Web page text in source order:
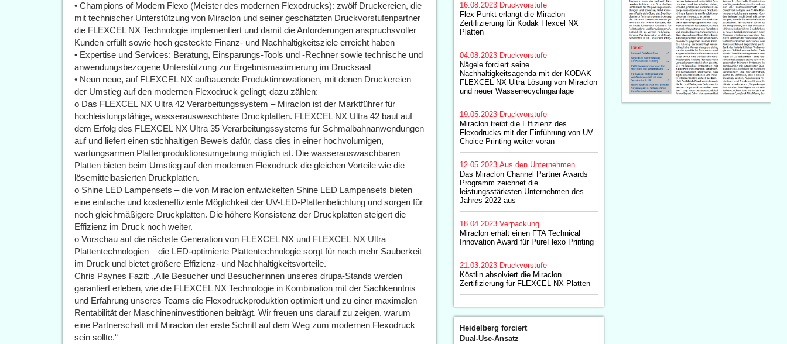
• Champions of Modern Flexo (Meister des modernen Flexodrucks): zwölf Druckereien, die
mit technischer Unterstützung von Miraclon und seiner geschätzten Druckvorstufenpartner
die FLEXCEL NX Technologie implementiert und damit die Anforderungen anspruchsvoller
Kunden erfüllt sowie hoch gesteckte Finanz- und Nachhaltigkeitsziele erreicht haben
• Expertise und Services: Beratung, Einsparungs-Tools und -Rechner sowie technische und
anwendungsbezogene Unterstützung zur Ergebnismaximierung im Drucksaal
• Neun neue, auf FLEXCEL NX aufbauende Produktinnovationen, mit denen Druckereien
der Umstieg auf den modernen Flexodruck gelingt; dazu zählen:
o Das FLEXCEL NX Ultra 42 Verarbeitungssystem – Miraclon ist der Marktführer für
hochleistungsfähige, wasserauswaschbare Druckplatten. FLEXCEL NX Ultra 42 baut auf
dem Erfolg des FLEXCEL NX Ultra 35 Verarbeitungssystems für Schmalbahnanwendungen
auf und liefert einen stichhaltigen Beweis dafür, dass dies in einer hochvolumigen,
wartungsarmen Plattenproduktionsumgebung möglich ist. Die wasserauswaschbaren
Platten bieten beim Umstieg auf den modernen Flexodruck die gleichen Vorteile wie die
lösemittelbasierten Druckplatten.
o Shine LED Lampensets – die von Miraclon entwickelten Shine LED Lampensets bieten
eine einfache und kosteneffiziente Möglichkeit der UV-LED-Plattenbelichtung und sorgen für
noch gleichmäßigere Druckplatten. Die höhere Konsistenz der Druckplatten steigert die
Effizienz im Druck noch weiter.
o Vorschau auf die nächste Generation von FLEXCEL NX und FLEXCEL NX Ultra
Plattentechnologien – die LED-optimierte Plattentechnologie sorgt für noch mehr Sauberkeit
im Druck und bietet größere Effizienz- und Nachhaltigkeitsvorteile.
Chris Paynes Fazit: „Alle Besucher und Besucherinnen unseres drupa-Stands werden
garantiert erleben, wie die FLEXCEL NX Technologie in Kombination mit der Sachkenntnis
und Erfahrung unseres Teams die Flexodruckproduktion optimiert und zu einer maximalen
Rentabilität der Maschineninvestitionen beiträgt. Wir freuen uns darauf zu zeigen, warum
eine Partnerschaft mit Miraclon der erste Schritt auf dem Weg zum modernen Flexodruck
sein sollte.“
16.08.2023 Druckvorstufe
Flex-Punkt erlangt die Miraclon
Zertifizierung für Kodak Flexcel NX
Platten
04.08.2023 Druckvorstufe
Nägele forciert seine
Nachhaltigkeitsagenda mit der KODAK
FLEXCEL NX Ultra Lösung von Miraclon
und neuer Wasserrecyclinganlage
19.05.2023 Druckvorstufe
Miraclon treibt die Effizienz des
Flexodrucks mit der Einführung von UV
Choice Printing weiter voran
12.05.2023 Aus den Unternehmen
Das Miraclon Channel Partner Awards
Programm zeichnet die
leistungsstärksten Unternehmen des
Jahres 2022 aus
18.04.2023 Verpackung
Miraclon erhält einen FTA Technical
Innovation Award für PureFlexo Printing
21.03.2023 Druckvorstufe
Köstlin absolviert die Miraclon
Zertifizierung für FLEXCEL NX Platten
Heidelberg forciert
Dual-Use-Ansatz